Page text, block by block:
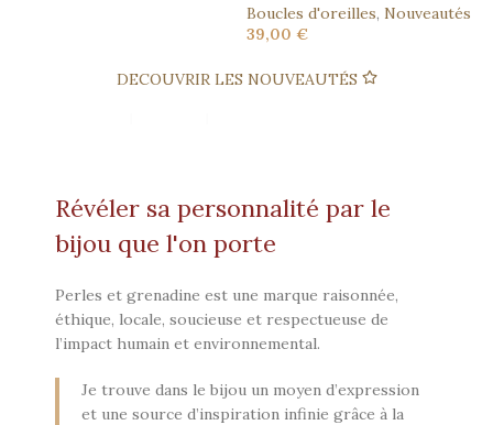
Boucles d'oreilles, Nouveautés
39,00 €
DECOUVRIR LES NOUVEAUTÉS
Révéler sa personnalité par le
bijou que l'on porte
Perles et grenadine est une marque raisonnée,
éthique, locale, soucieuse et respectueuse de
l’impact humain et environnemental.
Je trouve dans le bijou un moyen d’expression
et une source d’inspiration infinie grâce à la